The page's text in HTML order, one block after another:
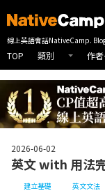
線上英語會話NativeCamp.
TOP 類別 作
2026-06-02
英文 with 用法
建立基礎 英文文法